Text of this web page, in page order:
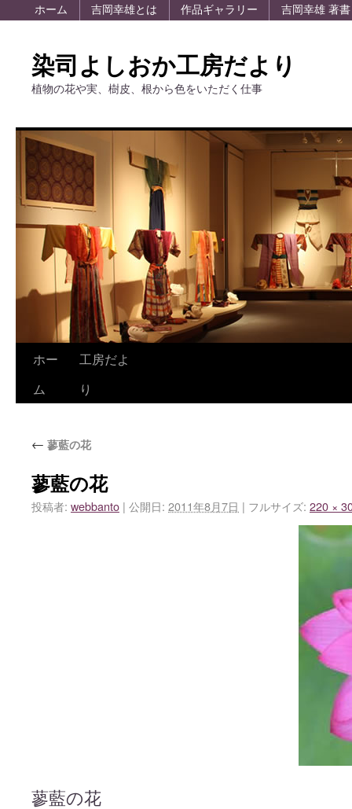
ホーム 吉岡幸雄とは 作品ギャラリー 吉岡幸雄 著書
染司よしおか工房だより
植物の花や実、樹皮、根から色をいただく仕事
ホー
ム
工房だよ
り
← 蓼藍の花
蓼藍の花
投稿者: webbanto | 公開日: 2011年8月7日 | フルサイズ: 220 ×
蓼藍の花